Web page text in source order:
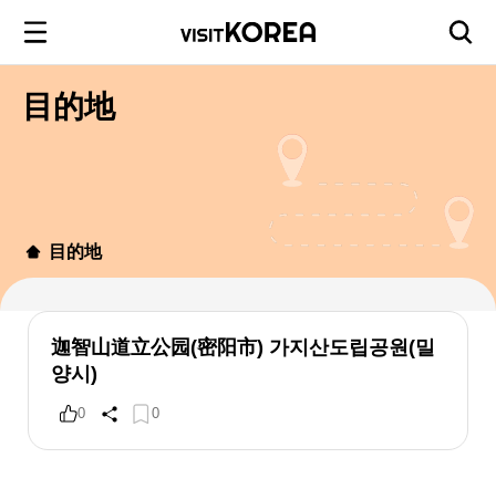
目的地
目的地
迦智山道立公园(密阳市) 가지산도립공원(밀
양시)
0 0